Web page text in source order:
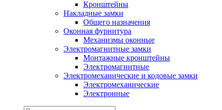
Кронштейны
Накладные замки
Общего назначения
Оконная фурнитура
Механизмы оконные
Электромагнитные замки
Монтажные кронштейны
Электромагнитные
Электромеханические и кодовые замки
Электромеханические
Электронные